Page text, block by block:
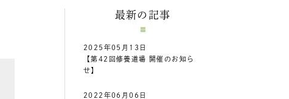
最新の記事
2025年05月13日
【第42回修養道場 開催のお知ら
せ】
2022年06月06日